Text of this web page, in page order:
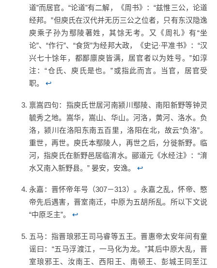
道”而居官。“论道”有二解，《周书》：“兹惟三公，论道
经邦。”但庾氏在汉代并无历三公之位者，只有东汉隐逸
庾乘子孙为鄢陵著姓，其馀无考。又《周礼》有“坐
论”、“作行”、“食货”为经邦大政，《史记·平准书》：“汉
兴七十馀年，都鄙廪庾皆满，居官者以为姓号。”如淳
注：“仓氏、庾氏是也。”或指此而言。当官，居官受
职。 ↩
禀嵩四句：指庾氏世居河南颍川鄢陵、南阳新野等钟灵
毓秀之地。嵩华，嵩山、华山。河洛，黄河、洛水。负
洛，颍川在洛阳东南五百里，洛阳在北，故云“负洛”。
重世，再世。庾氏本鄢陵人，再世之后，分徙新野。临
河，指庾氏在新野邑居临淯水。郦道元《水经注》：“淯
水又南入新野县。” 晏安，安逸。 ↩
永嘉：晋怀帝年号（307－313）。永嘉之乱，怀帝、愍
帝先后遇害，晋室南迁，中原为五胡所乱。所以下文说
“中原乏主”。 ↩
五马：指晋琅邪王司马睿等五王。晋惠帝太安年间有童
谣曰：“五马浮渡江，一马化为龙。”其后中原大乱，晋
室琅邪王、汝南王、西阳王、南顿王、彭城王同至江